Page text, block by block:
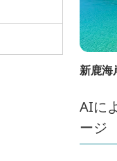
新鹿海
AIに
ージ